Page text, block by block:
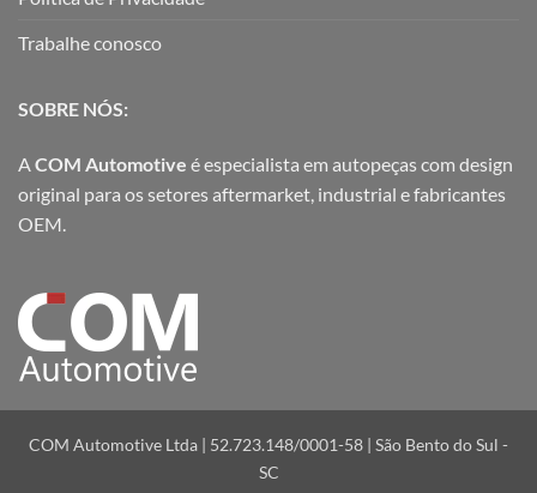
Trabalhe conosco
SOBRE NÓS:
ACOM Automotive é especialista em autopeças com design
original para os setores aftermarket, industrial e fabricantes
OEM.
COM Automotive Ltda | 52.723.148/0001-58 | São Bento do Sul -
SC